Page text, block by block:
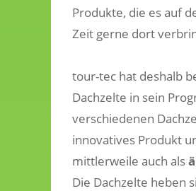
Produkte, die es auf
Zeit gerne dort
tour-tec hat deshalb
Dachzelte in sein
verschiedenen
innovatives Produkt
mittlerweile auch als
Die Dachzelte heben